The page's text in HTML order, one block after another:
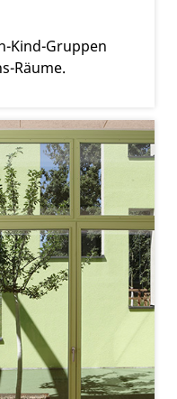
Kind-Gruppen
Räume.